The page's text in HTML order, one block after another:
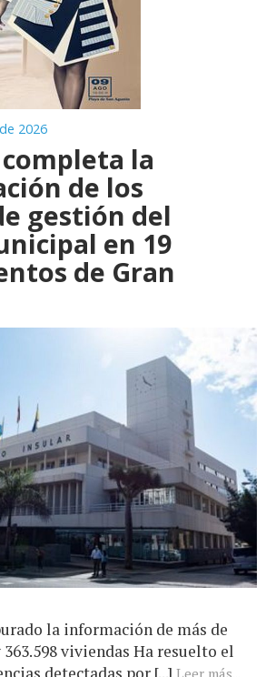
2026
la
de los
gestión del
en 19
de Gran
la información de más de
363.598 viviendas Ha resuelto el
detectadas por [...] Leer más...